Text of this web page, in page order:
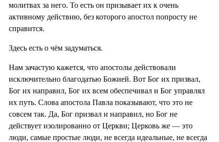
молитвах за него. То есть он призывает их к очень
активному действию, без которого апостол попросту не
справится.
Здесь есть о чём задуматься.
Нам зачастую кажется, что апостолы действовали
исключительно благодатью Божией. Вот Бог их призвал,
Бог их направил, Бог их всем обеспечивал и Бог управлял
их путь. Слова апостола Павла показывают, что это не
совсем так. Да, Бог призвал и направил, но Бог не
действует изолированно от Церкви; Церковь же — это
люди, самые простые люди, не всегда идеальные, не всегда